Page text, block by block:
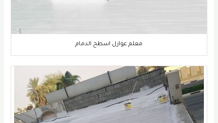
معلم عوازل اسطح الدمام